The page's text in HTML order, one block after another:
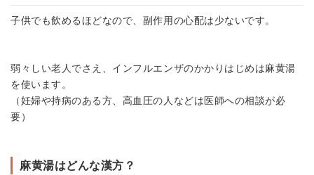
子供でも飲めるほどなので、副作用の心配は少ないです。
弱々しい老人でさえ、インフルエンザのかかりはじめは麻黄湯
を使います。
（妊婦や持病のある方、高血圧の人などは医師への相談が必
要）
麻黄湯はどんな漢方？